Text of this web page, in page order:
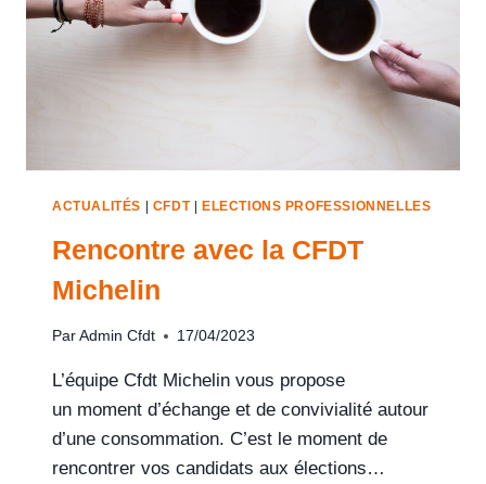
ACTUALITÉS CFDT| ELECTIONS PROFESSIONNELLES
Rencontre avec ​la CFDT
Michelin
Par Admin Cfdt 17/04/2023
L’équipe Cfdt Michelin vous propose
un moment d’échange et de convivialité autour
d’une consommation. C’est le moment de
rencontrer vos candidats aux élections…